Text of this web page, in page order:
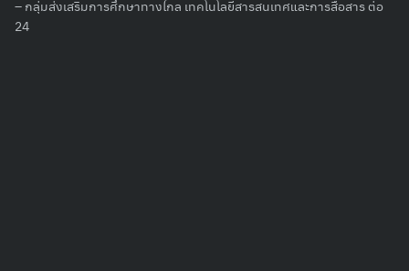
– กลุ่มส่งเสริมการศึกษาทางไกล เทคโนโลยีสารสนเทศและการสื่อสาร ต่อ
24